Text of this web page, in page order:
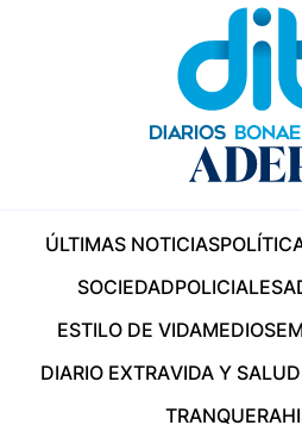
ÚLTIMAS NOTICIAS
SOCIEDADPOLICIALES
ESTILO DE VIDAMEDIOS
DIARIO EXTRAVIDA Y
TRANQUERA